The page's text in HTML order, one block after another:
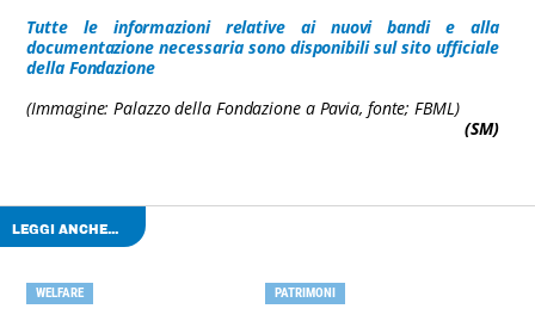
Tutte le informazioni relative ai nuovi bandi e alla
documentazione necessaria sono disponibili sul sito ufficiale
della Fondazione
(Immagine: Palazzo della Fondazione a Pavia, fonte; FBML)
(SM)
LEGGI ANCHE...
WELFARE PATRIMONI